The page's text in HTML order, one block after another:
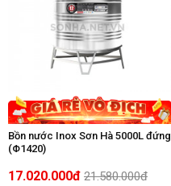
Bồn nước Inox Sơn Hà 5000L đứng
(Φ1420)
17.020.000đ 21.580.000đ